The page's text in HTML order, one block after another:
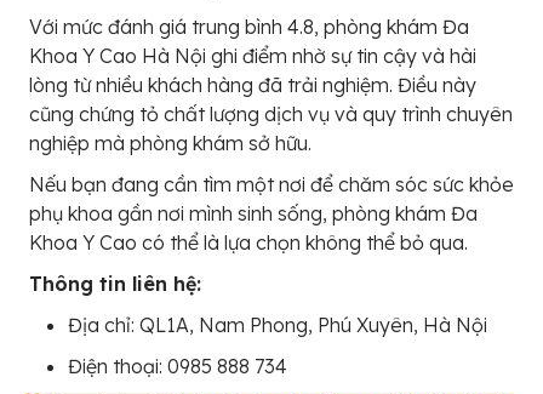
Với mức đánh giá trung bình 4.8, phòng khám Đa
Khoa Y Cao Hà Nội ghi điểm nhờ sự tin cậy và hài
lòng từ nhiều khách hàng đã trải nghiệm. Điều này
cũng chứng tỏ chất lượng dịch vụ và quy trình chuyên
nghiệp mà phòng khám sở hữu.
Nếu bạn đang cần tìm một nơi để chăm sóc sức khỏe
phụ khoa gần nơi mình sinh sống, phòng khám Đa
Khoa Y Cao có thể là lựa chọn không thể bỏ qua.
Thông tin liên hệ:
Địa chỉ: QL1A, Nam Phong, Phú Xuyên, Hà Nội
Điện thoại: 0985 888 734